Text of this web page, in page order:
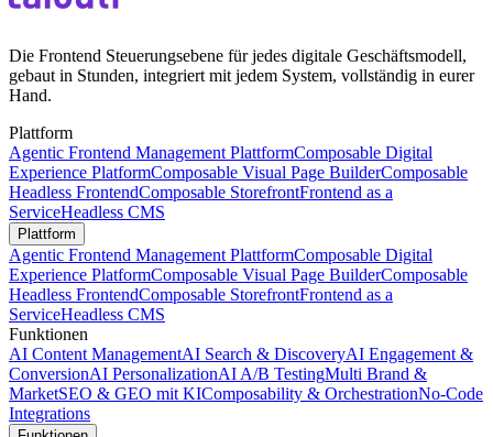
Die Frontend Steuerungsebene für jedes digitale Geschäftsmodell,
gebaut in Stunden, integriert mit jedem System, vollständig in eurer
Hand.
Plattform
Agentic Frontend Management PlattformComposable Digital
Experience PlatformComposable Visual Page BuilderComposable
Headless FrontendComposable StorefrontFrontend as a
ServiceHeadless CMS
Plattform
Agentic Frontend Management PlattformComposable Digital
Experience PlatformComposable Visual Page BuilderComposable
Headless FrontendComposable StorefrontFrontend as a
ServiceHeadless CMS
Funktionen
AI Content ManagementAI Search & DiscoveryAI Engagement &
ConversionAI PersonalizationAI A/B TestingMulti Brand &
MarketSEO & GEO mit KIComposability & OrchestrationNo-Code
Integrations